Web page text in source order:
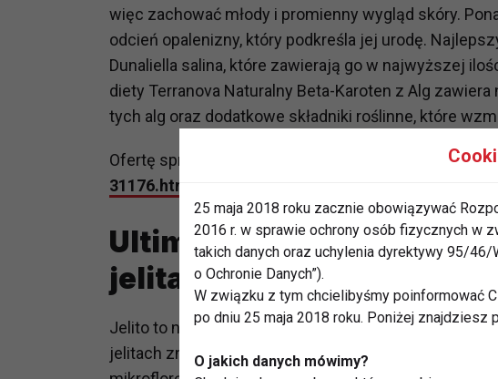
więc zachować młody i promienny wygląd skóry.
odcień opalenizny, który podkreśla jej urodę.
Dunaliella salina, które zawierają go w najwyższej
diety Terranova Naturalny Beta-Karoten z Alg
tych alg oraz dodatkowe składniki roślinne, które
Ofertę sprawdź na superpharm.pl:
https://
31176.html
Ultimate 16 Strain
jelita i silnej odporności.
Jelito to nie tylko narząd trawienny, ale także centrum
jelitach znajduje się ponad 70% komórek
25 maja 2018 roku zacznie obowiązywać
2016 r. w sprawie ochrony osób fizycznych w
takich danych oraz uchylenia dyrektywy 95/46/
o Ochronie Danych”).
W związku z tym chcielibyśmy poinformować
po dniu 25 maja 2018 roku. Poniżej znajdziesz
O jakich danych mówimy?